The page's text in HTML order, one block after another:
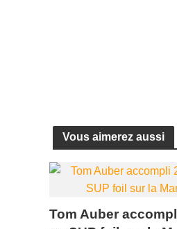
Vous aimerez aussi
Tom Auber